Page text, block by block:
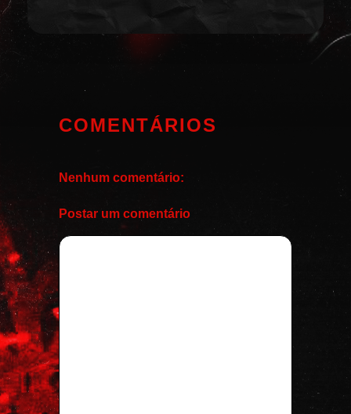
COMENTÁRIOS
Nenhum comentário:
Postar um comentário